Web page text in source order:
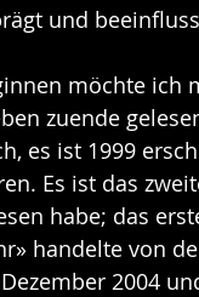
und
möchte ich
zuende
es ist 1999
Es ist das
habe; das
handelte von
2004